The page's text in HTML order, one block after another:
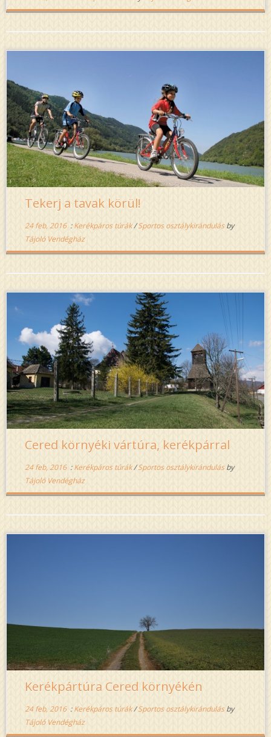
Tekerj a tavak körül!
24 feb, 2016:Kerékpáros túrák/Sportos osztálykirándulásby
Tájoló Vendégház
Cered környéki vártúra, kerékpárral
24 feb, 2016:Kerékpáros túrák/Sportos osztálykirándulásby
Tájoló Vendégház
Kerékpártúra Cered környékén
24 feb, 2016:Kerékpáros túrák/Sportos osztálykirándulásby
Tájoló Vendégház